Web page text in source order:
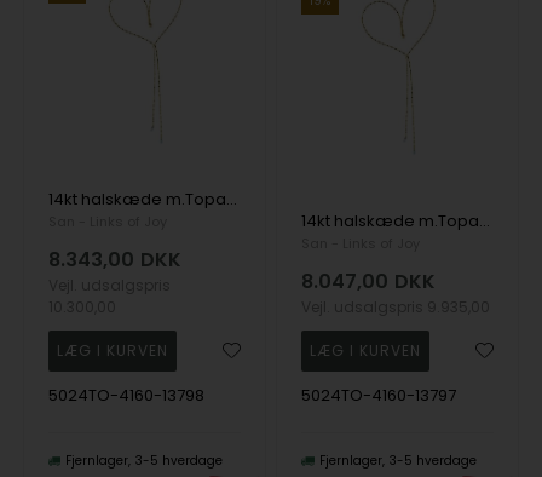
14kt halskæde m.Topas 45cm, fra San - Links of Joy
8.343,00 DKK
5024TO-4160-13798
Fjernlager 3-5 hverdage
14kt halskæde m.Topas 42cm, fra San - Links of Joy
8.047,00 DKK
5024TO-4160-13797
Fjernlager 3-5 hverdage